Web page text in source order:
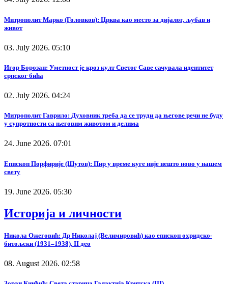
Митрополит Марко (Головков): Црква као место за дијалог, љубав и
живот
03. July 2026. 05:10
Игор Борозан: Уметност је кроз култ Светог Саве сачувала идентитет
српског бића
02. July 2026. 04:24
Митрополит Гаврило: Духовник треба да се труди да његове речи не буду
у супротности са његовим животом и делима
24. June 2026. 07:01
Епископ Порфирије (Шутов): Пир у време куге није нешто ново у нашем
свету
19. June 2026. 05:30
Историја и личности
Никола Ожеговић: Др Николај (Велимировић) као епископ охридско-
битољски (1931–1938), II део
08. August 2026. 02:58